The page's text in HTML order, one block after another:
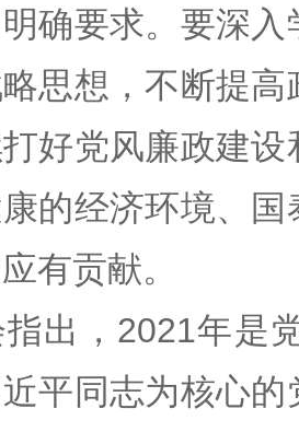
确要求。要深
思想，不断提
好党风廉政建
的经济环境、
有贡献。
，2021年是党
平同志为核心